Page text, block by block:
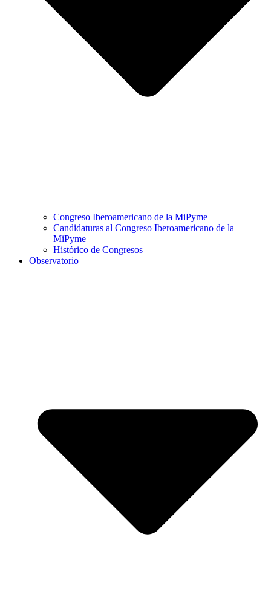
Congreso Iberoamericano de la MiPyme
Candidaturas al Congreso Iberoamericano de la
MiPyme
Histórico de Congresos
Observatorio